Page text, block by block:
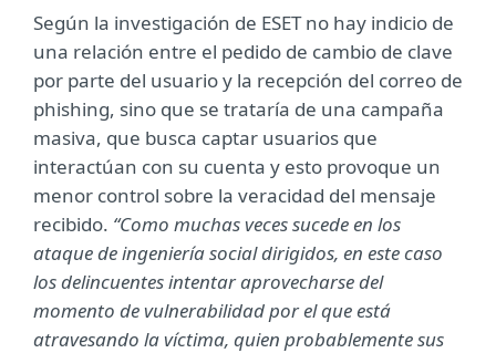
Según la investigación de ESET no hay indicio de
una relación entre el pedido de cambio de clave
por parte del usuario y la recepción del correo de
phishing, sino que se trataría de una campaña
masiva, que busca captar usuarios que
interactúan con su cuenta y esto provoque un
menor control sobre la veracidad del mensaje
recibido. “Como muchas veces sucede en los
ataque de ingeniería social dirigidos, en este caso
los delincuentes intentar aprovecharse del
momento de vulnerabilidad por el que está
atravesando la víctima, quien probablemente sus